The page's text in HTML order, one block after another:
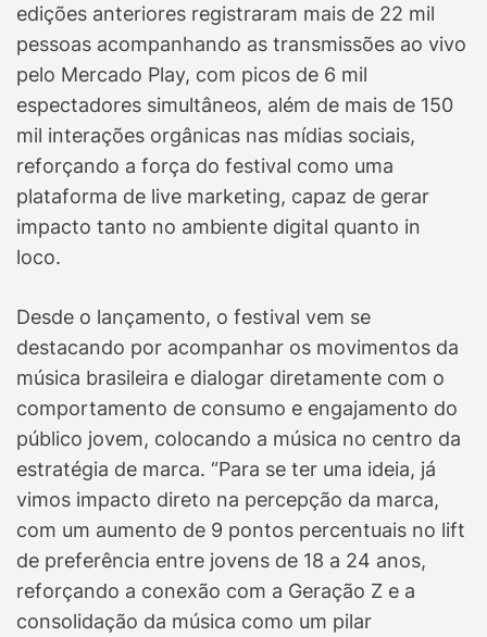
edições anteriores registraram mais de 22 mil
pessoas acompanhando as transmissões ao vivo
pelo Mercado Play, com picos de 6 mil
espectadores simultâneos, além de mais de 150
mil interações orgânicas nas mídias sociais,
reforçando a força do festival como uma
plataforma de live marketing, capaz de gerar
impacto tanto no ambiente digital quanto in
loco.
Desde o lançamento, o festival vem se
destacando por acompanhar os movimentos da
música brasileira e dialogar diretamente com o
comportamento de consumo e engajamento do
público jovem, colocando a música no centro da
estratégia de marca. “Para se ter uma ideia, já
vimos impacto direto na percepção da marca,
com um aumento de 9 pontos percentuais no lift
de preferência entre jovens de 18 a 24 anos,
reforçando a conexão com a Geração Z e a
consolidação da música como um pilar